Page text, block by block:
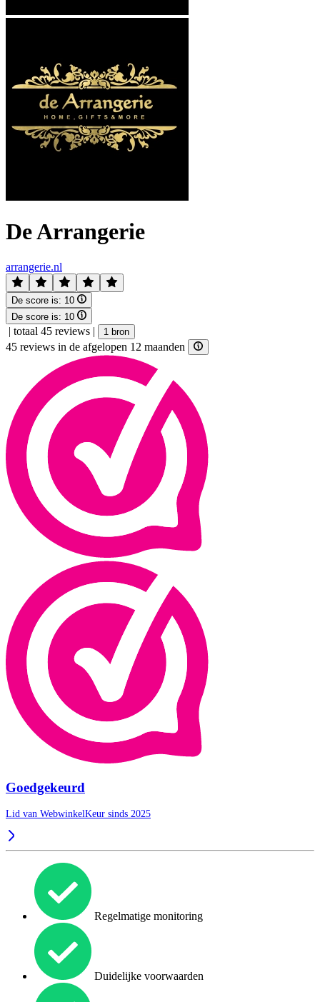
De Arrangerie
arrangerie.nl
De score is: 10
De score is: 10
| totaal 45 reviews | 1 bron
45 reviews in de afgelopen 12 maanden
Goedgekeurd
Lid van WebwinkelKeur sinds 2025
Regelmatige monitoring
Duidelijke voorwaarden